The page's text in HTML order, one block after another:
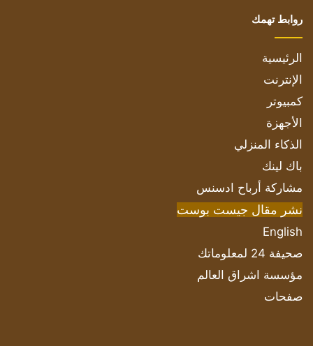
روابط تهمك
الرئيسية
الإنترنت
كمبيوتر
الأجهزة
الذكاء المنزلي
باك لينك
مشاركة أرباح ادسنس
نشر مقال جيست بوست
English
صحيفة 24 لمعلوماتك
مؤسسة اشراق العالم
صفحات